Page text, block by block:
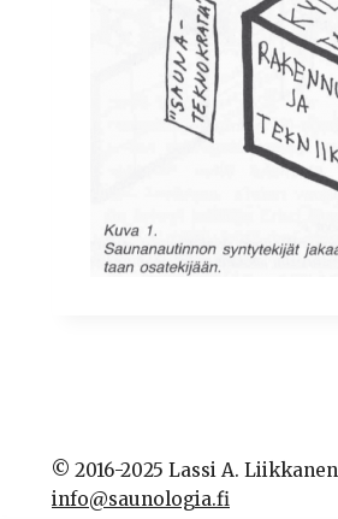
© 2016-2025 Lassi A. Liikkanen
info@saunologia.fi